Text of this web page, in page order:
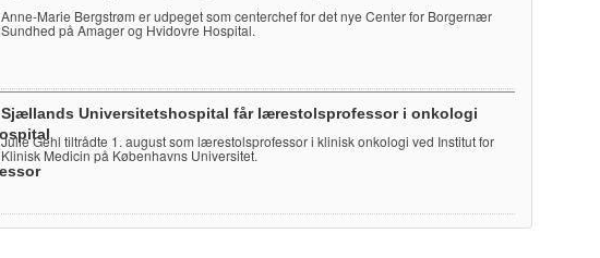
Anne-Marie Bergstrøm er udpeget som centerchef for det nye Center for Borgernær
Sundhed på Amager og Hvidovre Hospital.
Sjællands Universitetshospital får lærestolsprofessor i onkologi
Julie Gehl tiltrådte 1. august som lærestolsprofessor i klinisk onkologi ved Institut for
Klinisk Medicin på Københavns Universitet.